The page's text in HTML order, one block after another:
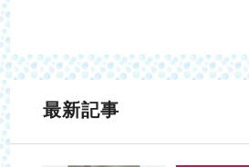
最新記事